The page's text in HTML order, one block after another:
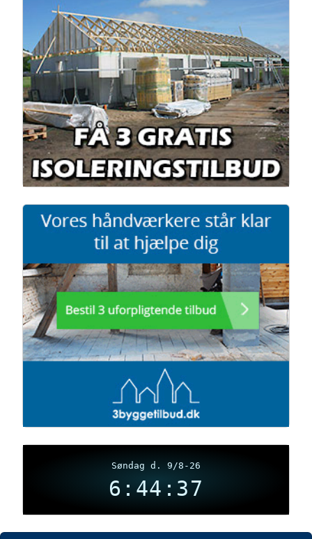
Søndag d. 9/8-26
6:44:38